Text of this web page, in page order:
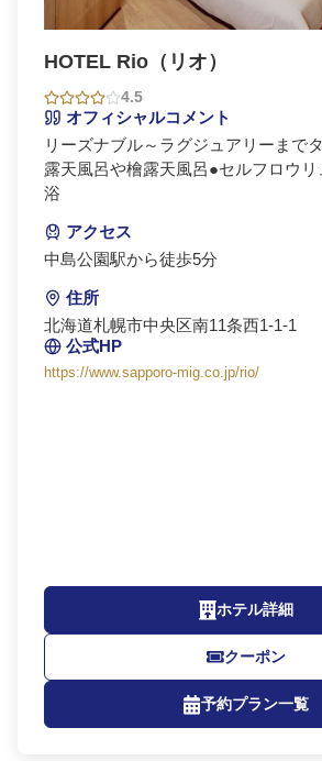
HOTEL Rio（リオ）
4.5
オフィシャルコメント
リーズナブル～ラグジュアリーまで
露天風呂や檜露天風呂●セルフロウ
浴
アクセス
中島公園駅から徒歩5分
住所
北海道札幌市中央区南11条西1-1-1
公式HP
https://www.sapporo-mig.co.jp/rio/
ホテル詳細
クーポン
予約プラン一覧